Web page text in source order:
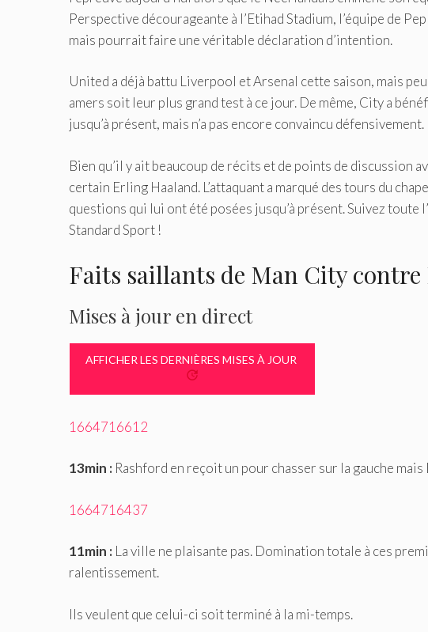
Perspective décourageante à l’Etihad Stadium, l’équipe de
mais pourrait faire une véritable déclaration d’intention.
United a déjà battu Liverpool et Arsenal cette saison, mais
amers soit leur plus grand test à ce jour. De même, City a
jusqu’à présent, mais n’a pas encore convaincu défensivement.
Bien qu’il y ait beaucoup de récits et de points de discussion
certain Erling Haaland. L’attaquant a marqué des tours du
questions qui lui ont été posées jusqu’à présent. Suivez toute
Standard Sport !
Faits saillants de Man City
Mises à jour en direct
AFFICHER LES DERNIÈRES MISES À JOUR
1664716612
13min : Rashford en reçoit un pour chasser sur la gauche
1664716437
11min : La ville ne plaisante pas. Domination totale à ces
ralentissement.
Ils veulent que celui-ci soit terminé à la mi-temps.